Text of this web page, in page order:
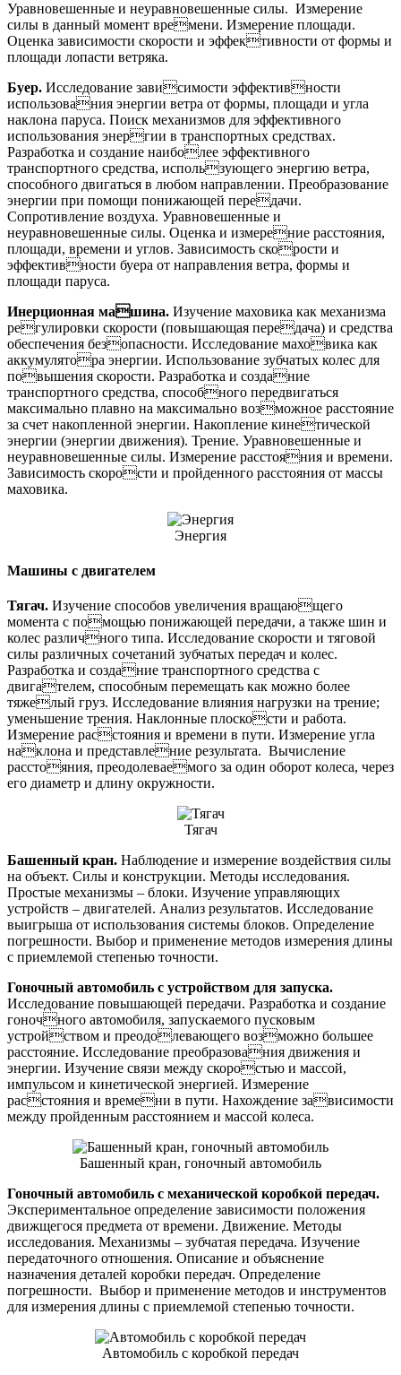
Уравновешенные и неуравновешенные силы. Измерение
силы в данный момент времени. Измерение площади.
Оценка зависимости скорости и эффективности от формы и
площади лопасти ветряка.
Буер. Исследование зависимости эффективности
использования энергии ветра от формы, площади и угла
наклона паруса. Поиск механизмов для эффективного
использования энергии в транспортных средствах.
Разработка и создание наиболее эффективного
транспортного средства, использующего энергию ветра,
способного двигаться в любом направлении. Преобразование
энергии при помощи понижающей передачи.
Сопротивление воздуха. Уравновешенные и
неуравновешенные силы. Оценка и измерение расстояния,
площади, времени и углов. Зависимость скорости и
эффективности буера от направления ветра, формы и
площади паруса.
Инерционная машина. Изучение маховика как механизма
регулировки скорости (повышающая передача) и средства
обеспечения безопасности. Исследование маховика как
аккумулятора энергии. Использование зубчатых колес для
повышения скорости. Разработка и создание
транспортного средства, способного передвигаться
максимально плавно на максимально возможное расстояние
за счет накопленной энергии. Накопление кинетической
энергии (энергии движения). Трение. Уравновешенные и
неуравновешенные силы. Измерение расстояния и времени.
Зависимость скорости и пройденного расстояния от массы
маховика.
Энергия
Машины с двигателем
Тягач. Изучение способов увеличения вращающего
момента с помощью понижающей передачи, а также шин и
колес различного типа. Исследование скорости и тяговой
силы различных сочетаний зубчатых передач и колес.
Разработка и создание транспортного средства с
двигателем, способным перемещать как можно более
тяжелый груз. Исследование влияния нагрузки на трение;
уменьшение трения. Наклонные плоскости и работа.
Измерение расстояния и времени в пути. Измерение угла
наклона и представление результата. Вычисление
расстояния, преодолеваемого за один оборот колеса, через
его диаметр и длину окружности.
Тягач
Башенный кран. Наблюдение и измерение воздействия силы
на объект. Силы и конструкции. Методы исследования.
Простые механизмы – блоки. Изучение управляющих
устройств – двигателей. Анализ результатов. Исследование
выигрыша от использования системы блоков. Определение
погрешности. Выбор и применение методов измерения длины
с приемлемой степенью точности.
Гоночный автомобиль с устройством для запуска.
Исследование повышающей передачи. Разработка и создание
гоночного автомобиля, запускаемого пусковым
устройством и преодолевающего возможно большее
расстояние. Исследование преобразования движения и
энергии. Изучение связи между скоростью и массой,
импульсом и кинетической энергией. Измерение
расстояния и времени в пути. Нахождение зависимости
между пройденным расстоянием и массой колеса.
Башенный кран, гоночный автомобиль
Гоночный автомобиль с механической коробкой передач.
Экспериментальное определение зависимости положения
движщегося предмета от времени. Движение. Методы
исследования. Механизмы – зубчатая передача. Изучение
передаточного отношения. Описание и объяснение
назначения деталей коробки передач. Определение
погрешности. Выбор и применение методов и инструментов
для измерения длины с приемлемой степенью точности.
Автомобиль с коробкой передач